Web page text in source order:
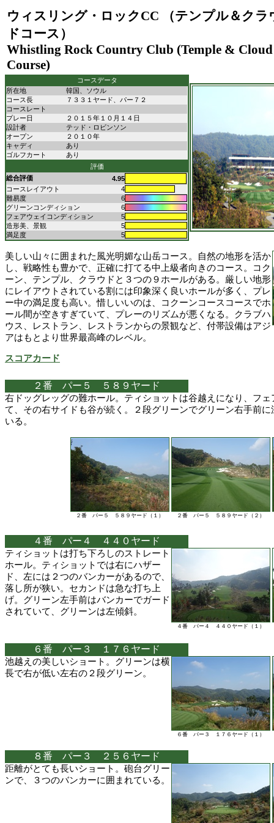
ウィスリング・ロックCC （テンプル＆クラ
ドコース）
Whistling Rock Country Club (Temple & Cloud
Course)
コースデータ
所在地
韓国、ソウル
コース長
７３３１ヤード、パー７２
コースレート
プレー日
２０１５年１０月１４日
設計者
テッド・ロビンソン
オープン
２０１０年
キャディ
あり
ゴルフカート
あり
評価
総合評価
4.95
コースレイアウト
4
難易度
6
グリーンコンディション
6
フェアウェイコンディション
5
造形美、景観
5
満足度
5
美しい山々に囲まれた風光明媚な山岳コース。自然の地形を活か
し、戦略性も豊かで、正確に打てる中上級者向きのコース。コク
ーン、テンプル、クラウドと３つの９ホールがある。厳しい地形
にレイアウトされている割には印象深く良いホールが多く、プレ
ー中の満足度も高い。惜しいいのは、コクーンコースコースでホ
ール間が空きすぎていて、プレーのリズムが悪くなる。クラブハ
ウス、レストラン、レストランからの景観など、付帯設備はアジ
アはもとより世界最高峰のレベル。
スコアカード
２番 パー５ ５８９ヤード
右ドッグレッグの難ホール。ティショットは谷越えになり、フ
て、その右サイドも谷が続く。２段グリーンでグリーン右手前
いる。
２番 パー５ ５８９ヤード（２）
２番 パー５ ５８９ヤード（１）
４番 パー４ ４４０ヤード
４番 パー４ ４４０ヤード（１）
ティショットは打ち下ろしのストレート
ホール。ティショットでは右にハザー
ド、左には２つのバンカーがあるので、
落し所が狭い。セカンドは急な打ち上
げ。グリーン左手前はバンカーでガード
されていて、グリーンは左傾斜。
６番 パー３ １７６ヤード
６番 パー３ １７６ヤード（１）
池越えの美しいショート。グリーンは横
長で右が低い左右の２段グリーン。
８番 パー３ ２５６ヤード
距離がとても長いショート。砲台グリー
ンで、３つのバンカーに囲まれている。